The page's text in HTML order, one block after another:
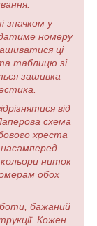
значком у
номеру
ці
таблицю зі
зашивка
від
схема
хреста
насамперед
ниток
обох
бажаний
Кожен